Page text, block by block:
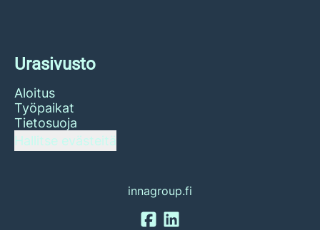
Urasivusto
Aloitus
Työpaikat
Tietosuoja
Hallitse evästeitä
innagroup.fi